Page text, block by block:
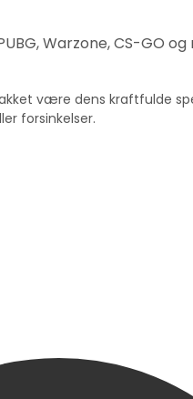
Warzone, CS-GO
være dens kraftfulde
forsinkelser.